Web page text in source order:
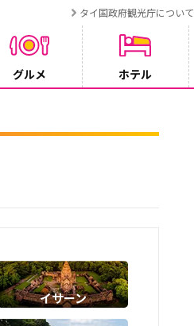
タイ国政府観光庁について
グルメ ホテル
イサーン